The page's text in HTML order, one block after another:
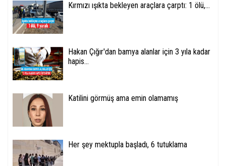
Kırmızı ışıkta bekleyen araçlara çarptı: 1 ölü,...
Hakan Çığır'dan bamya alanlar için 3 yıla kadar
hapis...
Katilini görmüş ama emin olamamış
Her şey mektupla başladı, 6 tutuklama